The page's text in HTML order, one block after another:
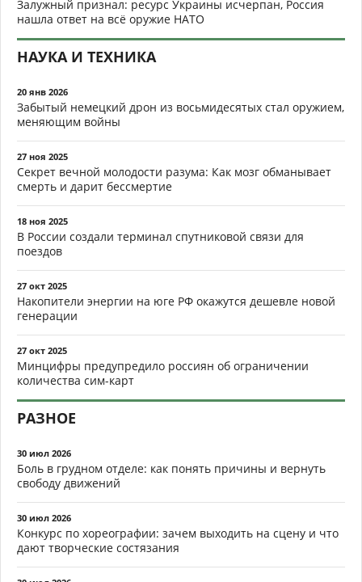
Залужный признал: ресурс Украины исчерпан, Россия
нашла ответ на всё оружие НАТО
НАУКА И ТЕХНИКА
20 янв 2026
Забытый немецкий дрон из восьмидесятых стал оружием,
меняющим войны
27 ноя 2025
Секрет вечной молодости разума: Как мозг обманывает
смерть и дарит бессмертие
18 ноя 2025
В России создали терминал спутниковой связи для
поездов
27 окт 2025
Накопители энергии на юге РФ окажутся дешевле новой
генерации
27 окт 2025
Минцифры предупредило россиян об ограничении
количества сим-карт
РАЗНОЕ
30 июл 2026
Боль в грудном отделе: как понять причины и вернуть
свободу движений
30 июл 2026
Конкурс по хореографии: зачем выходить на сцену и что
дают творческие состязания